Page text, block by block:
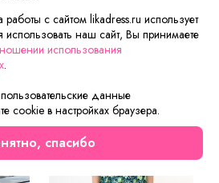
сайте смотрят
с сайтом likadress.ru использует
наш сайт, Вы принимаете
использования
.
данные
cookie в настройках браузера.
спасибо